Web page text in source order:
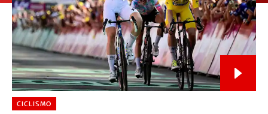
CICLISMO